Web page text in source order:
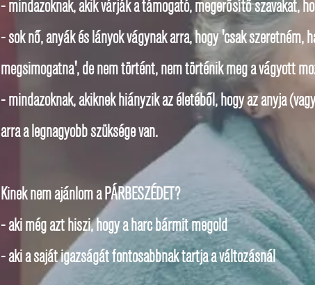
- mindazoknak, akik várják a támogató, megerősítő szavakat,
- sok nő, anyák és lányok vágynak arra, hogy 'csak szeretném,
megsimogatna', de nem történt, nem történik meg a vágyott
- mindazoknak, akiknek hiányzik az életéből, hogy az anyja
arra a legnagyobb szüksége van.
Kinek nem ajánlom a PÁRBESZÉDET?
- aki még azt hiszi, hogy a harc bármit megold
- aki a saját igazságát fontosabbnak tartja a változásnál